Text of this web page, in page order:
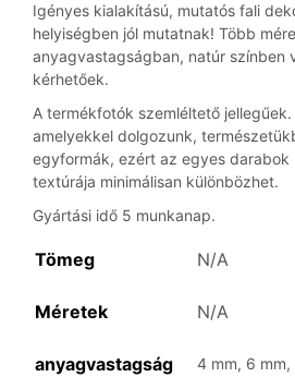
Igényes kialakítású, mutatós fali
helyiségben jól mutatnak! Több
anyagvastagságban, natúr színben
kérhetőek.
A termékfotók szemléltető
amelyekkel dolgozunk,
egyformák, ezért az egyes darabok
textúrája minimálisan különbözhet.
Gyártási idő 5 munkanap.
Tömeg N/A
Méretek N/A
anyagvastagság 4 mm, 6 mm,